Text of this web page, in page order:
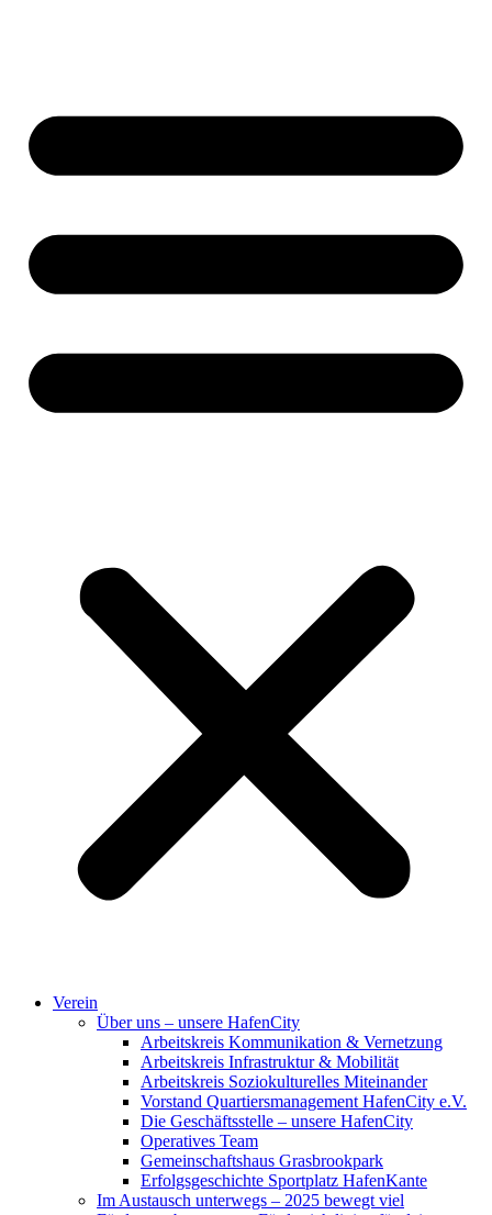
Verein
Über uns – unsere HafenCity
Arbeitskreis Kommunikation & Vernetzung
Arbeitskreis Infrastruktur & Mobilität
Arbeitskreis Soziokulturelles Miteinander
Vorstand Quartiersmanagement HafenCity e.V.
Die Geschäftsstelle – unsere HafenCity
Operatives Team
Gemeinschaftshaus Grasbrookpark
Erfolgsgeschichte Sportplatz HafenKante
Im Austausch unterwegs – 2025 bewegt viel